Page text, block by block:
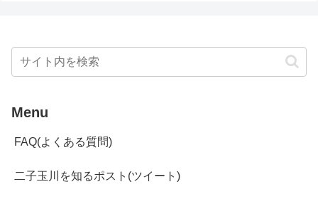
Menu
FAQ(よくある質問)
二子玉川を知るポスト(ツイート)